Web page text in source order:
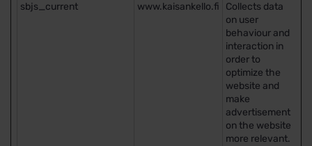
sbjs_current www.kaisankello.fi
Collects data
on user
behaviour and
interaction in
order to
optimize the
website and
make
advertisement
on the website
more relevant.